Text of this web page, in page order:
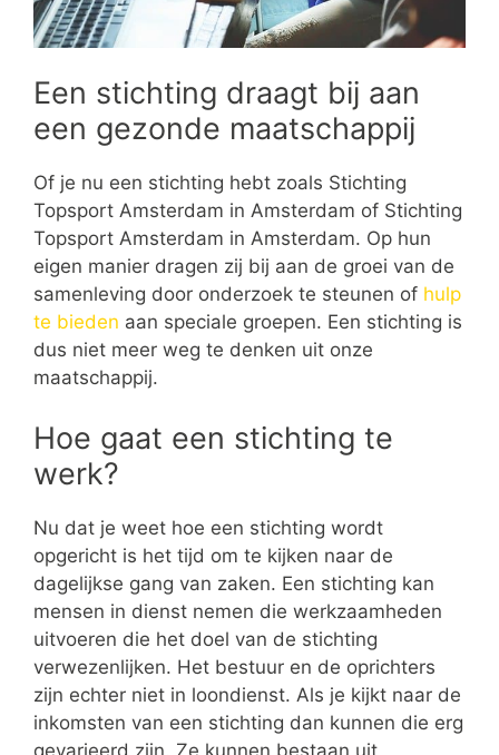
Een stichting draagt bij aan
een gezonde maatschappij
Of je nu een stichting hebt zoals Stichting
Topsport Amsterdam in Amsterdam of Stichting
Topsport Amsterdam in Amsterdam. Op hun
eigen manier dragen zij bij aan de groei van de
samenleving door onderzoek te steunen of hulp
te bieden aan speciale groepen. Een stichting is
dus niet meer weg te denken uit onze
maatschappij.
Hoe gaat een stichting te
werk?
Nu dat je weet hoe een stichting wordt
opgericht is het tijd om te kijken naar de
dagelijkse gang van zaken. Een stichting kan
mensen in dienst nemen die werkzaamheden
uitvoeren die het doel van de stichting
verwezenlijken. Het bestuur en de oprichters
zijn echter niet in loondienst. Als je kijkt naar de
inkomsten van een stichting dan kunnen die erg
gevarieerd zijn. Ze kunnen bestaan uit